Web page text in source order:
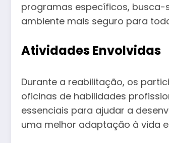
programas específicos, busca-
ambiente mais seguro para
Atividades Envolvidas
Durante a reabilitação, os
oficinas de habilidades
essenciais para ajudar a
uma melhor adaptação à vida